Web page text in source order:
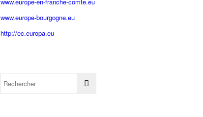
www.europe-bourgogne.eu
http://ec.europa.eu